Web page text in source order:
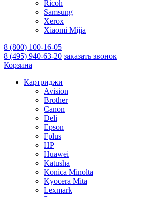
Ricoh
Samsung
Xerox
Xiaomi Mijia
8 (800) 100-16-05
8 (495) 940-63-20 заказать звонок
Корзина
Картриджи
Avision
Brother
Canon
Deli
Epson
Fplus
HP
Huawei
Katusha
Konica Minolta
Kyocera Mita
Lexmark